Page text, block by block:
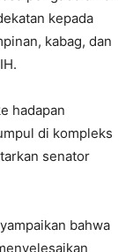
kepada
kabag, dan
hadapan
di kompleks
senator
bahwa